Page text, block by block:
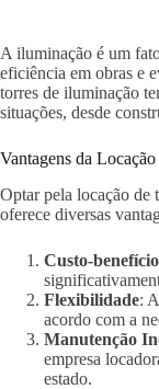
A iluminação é um
eficiência em obras e
torres de iluminação
situações, desde
Vantagens da
Optar pela locação de
oferece diversas
Custo-benefício
Flexibilidade:
acordo com a
Manutenção
empresa
estado.